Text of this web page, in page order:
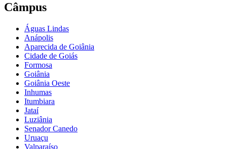
Câmpus
Águas Lindas
Anápolis
Aparecida de Goiânia
Cidade de Goiás
Formosa
Goiânia
Goiânia Oeste
Inhumas
Itumbiara
Jataí
Luziânia
Senador Canedo
Uruaçu
Valparaíso